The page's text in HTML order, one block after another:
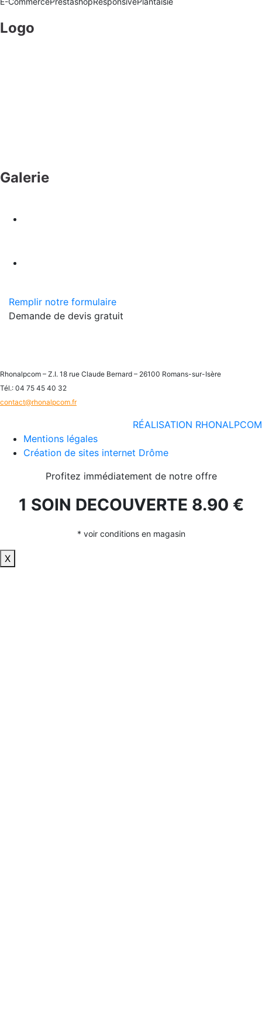
Logo
Galerie
Remplir notre formulaire
Demande de devis gratuit
Rhonalpcom – Z.I. 18 rue Claude Bernard – 26100 Romans-sur-Isère
Tél.: 04 75 45 40 32
contact@rhonalpcom.fr
RÉALISATION RHONALPCOM
Mentions légales
Création de sites internet Drôme
Profitez immédiatement de notre offre
1 SOIN DECOUVERTE 8.90 €
* voir conditions en magasin
X